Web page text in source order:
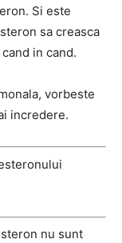
Si este
sa creasca
in cand.
vorbeste
incredere.
nu sunt